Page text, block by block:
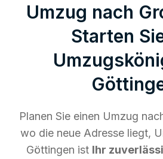
Umzug nach
Starten
Planen Sie einen Umzug
wo die neue Adresse liegt,
Göttingen ist Ihr